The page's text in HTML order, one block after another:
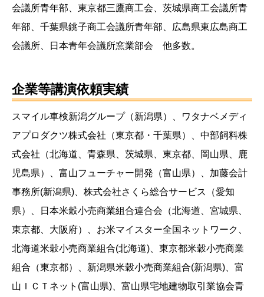
会議所青年部、東京都三鷹商工会、茨城県商工会議所青
年部、千葉県銚子商工会議所青年部、広島県東広島商工
会議所、日本青年会議所窯業部会 他多数。
企業等講演依頼実績
スマイル車検新潟グループ（新潟県）、ワタナベメディ
アプロダクツ株式会社（東京都・千葉県）、中部飼料株
式会社（北海道、青森県、茨城県、東京都、岡山県、鹿
児島県）、富山フューチャー開発（富山県）、加藤会計
事務所(新潟県)、株式会社さくら総合サービス（愛知
県）、日本米穀小売商業組合連合会（北海道、宮城県、
東京都、大阪府）、お米マイスター全国ネットワーク、
北海道米穀小売商業組合(北海道)、東京都米穀小売商業
組合（東京都）、新潟県米穀小売商業組合(新潟県)、富
山ＩＣＴネット(富山県)、富山県宅地建物取引業協会青